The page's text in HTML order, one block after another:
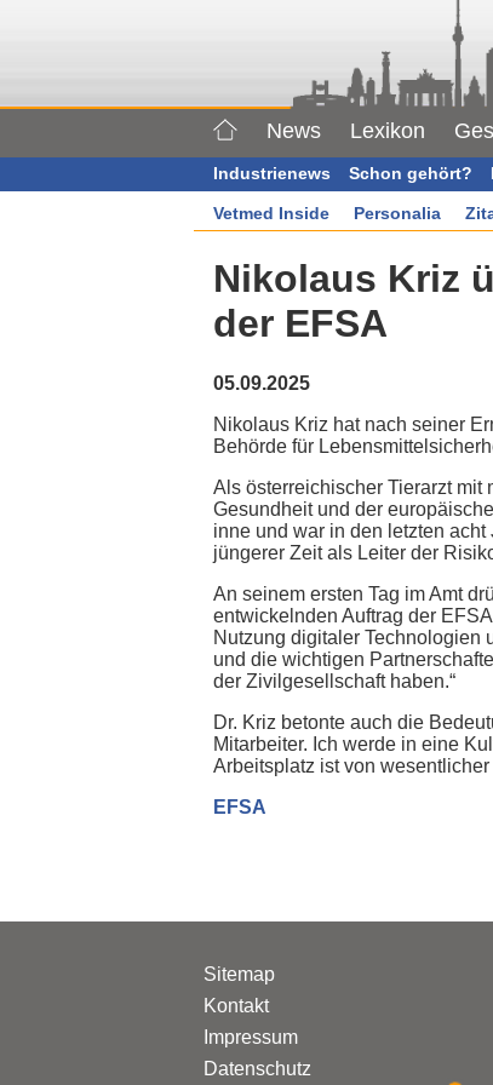
News Lexikon
Industrienews Schon gehört?
Vetmed Inside Personalia
Nikolaus Kriz
der EFSA
05.09.2025
Nikolaus Kriz hat nach seiner
Behörde für
Als österreichischer Tierarzt mit
Gesundheit und der
inne und war in den letzten
jüngerer Zeit als Leiter der
An seinem ersten Tag im Amt
entwickelnden Auftrag der
Nutzung digitaler Technologien
und die wichtigen
der Zivilgesellschaft haben.“
Dr. Kriz betonte auch die
Mitarbeiter. Ich werde in eine
Arbeitsplatz ist von wesentlicher
EFSA
Sitemap
Kontakt
Impressum
Datenschutz